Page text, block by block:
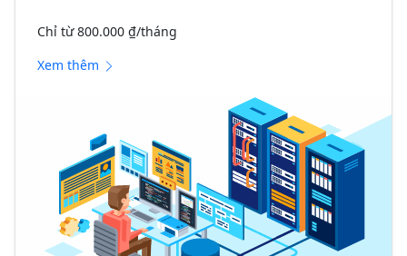
Chỉ từ 800.000 ₫/tháng
Xem thêm